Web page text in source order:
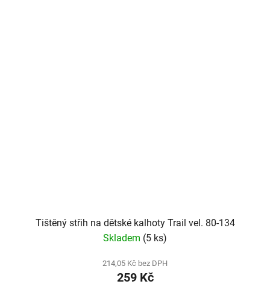
Tištěný střih na dětské kalhoty Trail vel. 80-134
Skladem (5 ks)
214,05 Kč bez DPH
259 Kč